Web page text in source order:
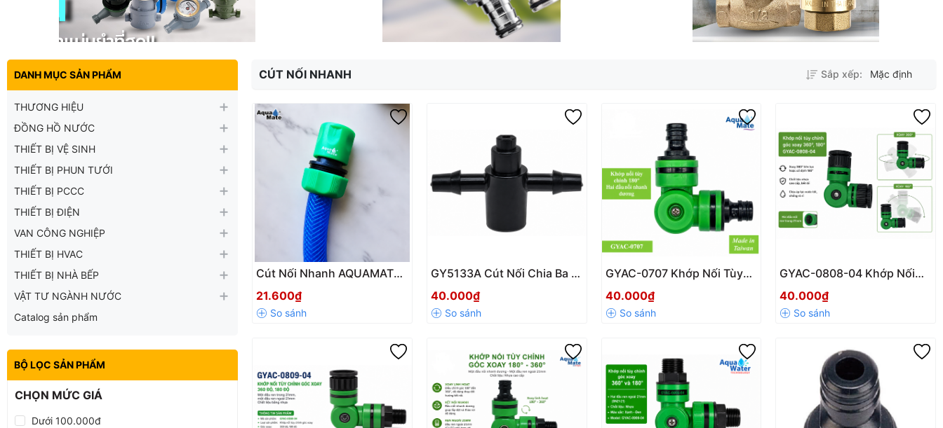
DANH MỤC SẢN PHẨM
THƯƠNG HIỆU
ĐỒNG HỒ NƯỚC
THIẾT BỊ VỆ SINH
THIẾT BỊ PHUN TƯỚI
THIẾT BỊ PCCC
THIẾT BỊ ĐIỆN
VAN CÔNG NGHIỆP
THIẾT BỊ HVAC
THIẾT BỊ NHÀ BẾP
VẬT TƯ NGÀNH NƯỚC
Catalog sản phẩm
BỘ LỌC SẢN PHẨM
CHỌN MỨC GIÁ
Dưới 100.000đ
CÚT NỐI NHANH Sắp xếp: Mặc định
Cút Nối Nhanh AQUAMATE
W3180 Nối Ống Mềm 18-
21mm – 1 Đầu Nối Nhanh
Âm Chính Hãng
21.600₫
GY5133A Cút Nối Chia Ba 2
Nhánh Ngoài Khấc, 1 Nhánh
Âm Cho Ống Siêu Nhỏ
5mm/3mm
40.000₫
GYAC-0707 Khớp Nối Tùy
Chỉnh Góc Xoay 180° Hai
Đầu Nối Nhanh Dương
Chính Hãng
40.000₫
GYAC-0808-04 Khớp Nối
Tùy Chỉnh Góc Xoay 360° &
180° Ren Trong 21mm
Chính Hãng
40.000₫